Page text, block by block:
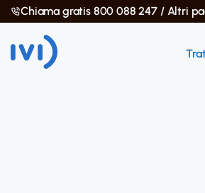
Chiama gratis 800 088 247 / Altri